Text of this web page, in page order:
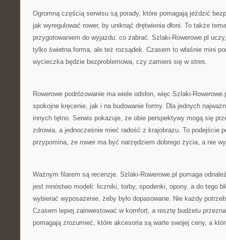
Ogromną częścią serwisu są porady, które pomagają jeździć
jak wyregulować rower, by uniknąć drętwienia dłoni. To także
przygotowaniem do wyjazdu: co zabrać. Szlaki-Rowerowe.pl
tylko świetna forma, ale też rozsądek. Czasem to właśnie mini
wycieczka będzie bezproblemowa, czy zamieni się w stres.
Rowerowe podróżowanie ma wiele odsłon, więc Szlaki-
spokojne kręcenie, jak i na budowanie formy. Dla jednych
innych tętno. Serwis pokazuje, że obie perspektywy mogą się
zdrowia, a jednocześnie mieć radość z krajobrazu. To podejście
przypomina, że rower ma być narzędziem dobrego życia, a nie
Ważnym filarem są recenzje. Szlaki-Rowerowe.pl pomaga
jest mnóstwo modeli: liczniki, torby, spodenki, opony, a do tego
wybierać wyposażenie, żeby było dopasowane. Nie każdy
Czasem lepiej zainwestować w komfort, a resztę budżetu
pomagają zrozumieć, które akcesoria są warte swojej ceny, a